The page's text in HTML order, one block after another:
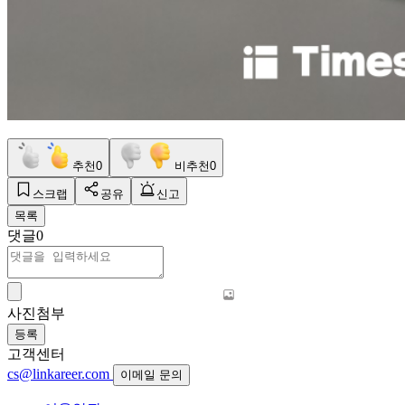
추천0 비추천0
스크랩 공유
신고
목록
댓글0
사진첨부
등록
고객센터
cs@linkareer.com
이메일 문의